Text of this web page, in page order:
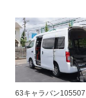
63キャラバン105507